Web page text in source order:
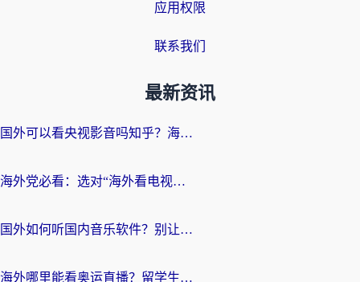
应用权限
联系我们
最新资讯
国外可以看央视影音吗知乎？海外党亲测有效的回国加速方案
海外党必看：选对“海外看电视剧软件”，再也不用愁国内剧刷不了
国外如何听国内音乐软件？别让地域限制，断了你的中文歌单
海外哪里能看奥运直播？留学生&海外华人必看的体育赛事观赛终极指南